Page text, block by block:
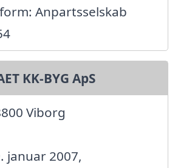
Anpartsselskab
KK-BYG ApS
Viborg
januar 2007,